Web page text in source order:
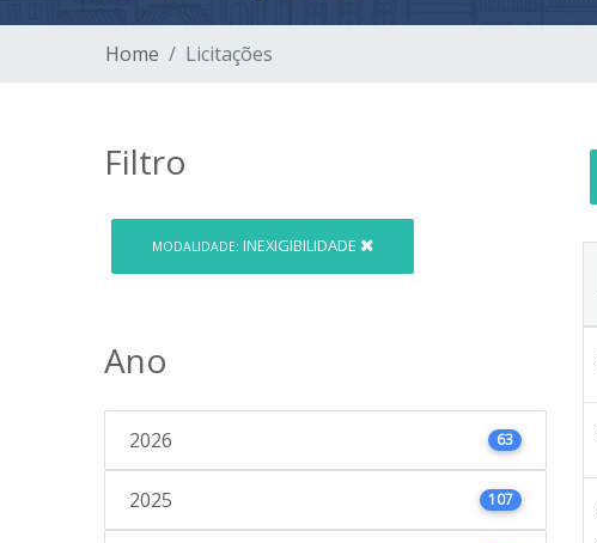
Home Licitações
Filtro
MODALIDADE: INEXIGIBILIDADE
Ano
2026 63
2025 107